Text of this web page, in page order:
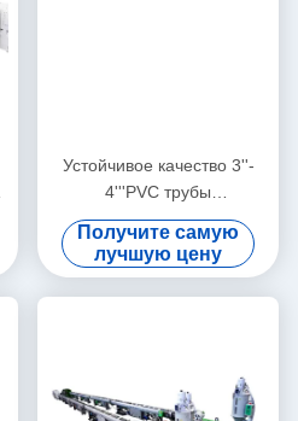
Устойчивое качество 3''-
4'''PVC трубы
Производственная линия с
HYZS65/132 конический
двойной винтовой
экструдер
Получите самую
лучшую цену